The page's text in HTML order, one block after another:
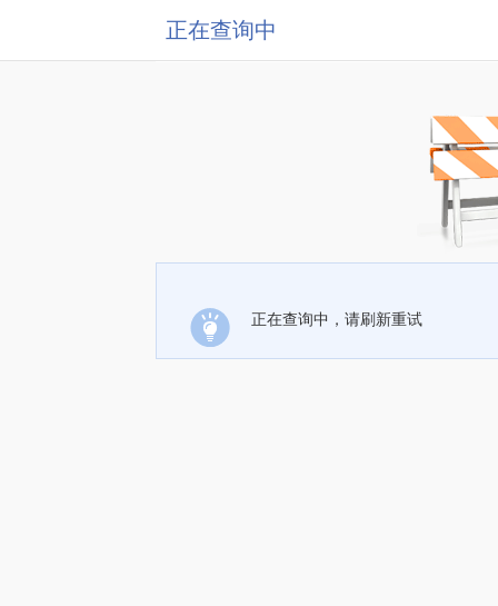
正在查询中
正在查询中，请刷新重试